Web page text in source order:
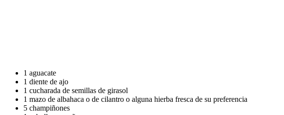
1 aguacate
1 diente de ajo
1 cucharada de semillas de girasol
1 mazo de albahaca o de cilantro o alguna hierba fresca de su preferencia
5 champiñones